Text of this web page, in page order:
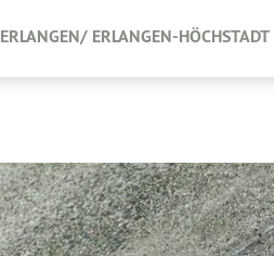
ERLANGEN/ ERLANGEN-HÖCHSTADT